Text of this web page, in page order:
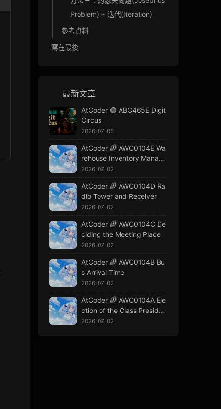
Problem) + 迭代(Iteration)
參考資料
寫在最後
最新文章
AtCoder 🟢 ABC465E Digit
Circus
2026-07-05
AtCoder 🌈 AWC0104E Wa
rehouse Inventory Manage
ment
2026-07-02
AtCoder 🌈 AWC0104D Ra
dio Tower and Receiver
2026-07-02
AtCoder 🌈 AWC0104C De
ciding the Meeting Place
2026-07-02
AtCoder 🌈 AWC0104B Bu
s Arrival Time
2026-07-02
AtCoder 🌈 AWC0104A Ele
ction of the Class Presiden
t2026-07-02